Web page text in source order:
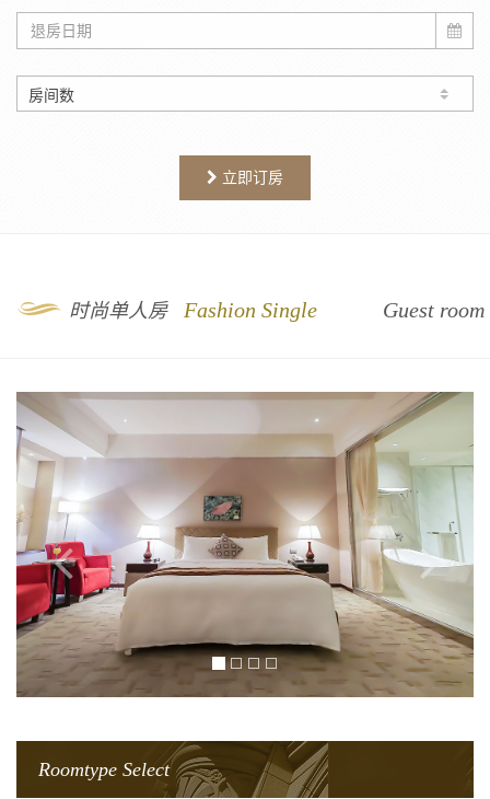
立即订房
9 时尚单人房 Fashion Single Guest room
Roomtype Select